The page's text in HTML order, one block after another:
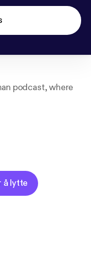
podcast, where
å lytte